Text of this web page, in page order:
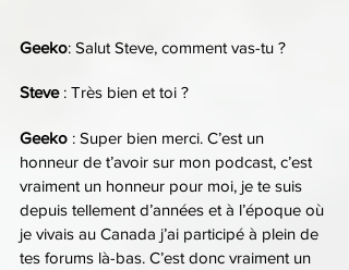
Geeko: Salut Steve, comment vas-tu ?
Steve : Très bien et toi ?
Geeko : Super bien merci. C’est un
honneur de t’avoir sur mon podcast, c’est
vraiment un honneur pour moi, je te suis
depuis tellement d’années et à l’époque où
je vivais au Canada j’ai participé à plein de
tes forums là-bas. C’est donc vraiment un